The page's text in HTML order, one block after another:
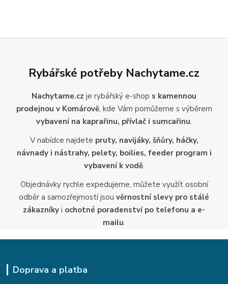
Rybářské potřeby Nachytame.cz
Nachytame.cz je rybářský e-shop s kamennou
prodejnou v Komárově, kde Vám pomůžeme s výběrem
vybavení na kaprařinu, přívlač i sumcařinu.
V nabídce najdete pruty, navijáky, šňůry, háčky,
návnady i nástrahy, pelety, boilies, feeder program i
vybavení k vodě.
Objednávky rychle expedujeme, můžete využít osobní
odběr a samozřejmostí jsou věrnostní slevy pro stálé
zákazníky i ochotné poradenství po telefonu a e-
mailu.
Doprava a platba